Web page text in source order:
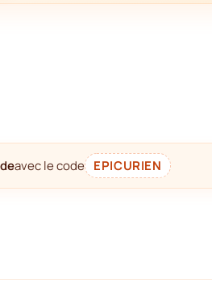
avec le code EPICURIEN